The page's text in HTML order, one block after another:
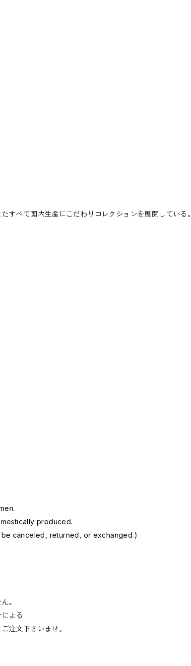
すべて国内生産にこだわりコレクションを展開している。
produced.
canceled, returned, or exchanged.)
。
よる
注文下さいませ。